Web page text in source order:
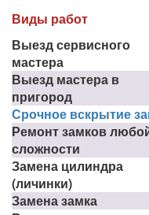
Виды работ
Выезд сервисного
мастера
Выезд мастера в
пригород
Срочное вскрытие
Ремонт замков
сложности
Замена цилиндра
(личинки)
Замена замка